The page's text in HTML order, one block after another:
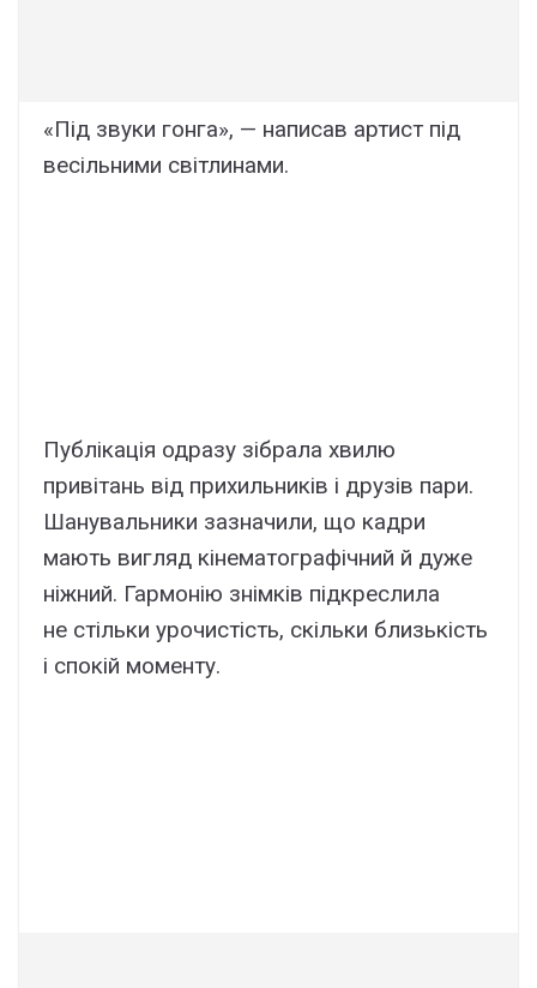
«Під звуки гонга», — написав артист під
весільними світлинами.
Публікація одразу зібрала хвилю
привітань від прихильників і друзів пари.
Шанувальники зазначили, що кадри
мають вигляд кінематографічний й дуже
ніжний. Гармонію знімків підкреслила
не стільки урочистість, скільки близькість
і спокій моменту.